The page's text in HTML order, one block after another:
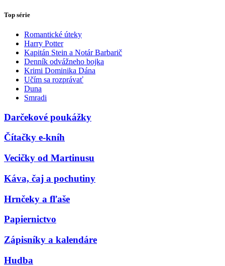
Top série
Romantické úteky
Harry Potter
Kapitán Stein a Notár Barbarič
Denník odvážneho bojka
Krimi Dominika Dána
Učím sa rozprávať
Duna
Smradi
Darčekové poukážky
Čítačky e-kníh
Vecičky od Martinusu
Káva, čaj a pochutiny
Hrnčeky a fľaše
Papiernictvo
Zápisníky a kalendáre
Hudba